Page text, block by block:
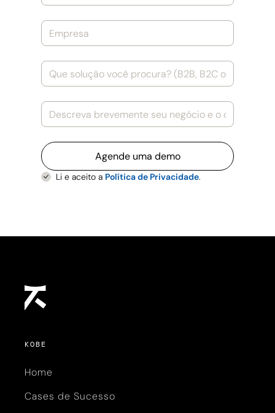
Li e aceito a Política de Privacidade.
KOBE
Home
Cases de Sucesso